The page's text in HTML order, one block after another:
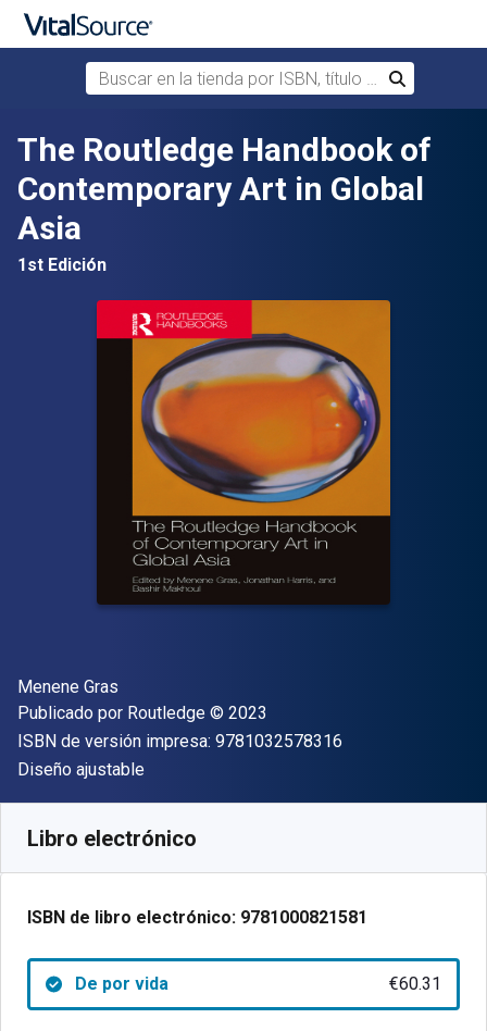
Saltar al contenido principal
Buscar en la tienda por ISBN, título o autor
Buscar
The Routledge Handbook of
Contemporary Art in Global
Asia
1st Edición
Autor(es)
Menene Gras
Editorial
Publicado por Routledge Copyright
© 2023
ISBN de versión impresa: 9781032578316
Formato
Diseño ajustable
Libro electrónico
ISBN de libro electrónico: 9781000821581
De por vida €60.31